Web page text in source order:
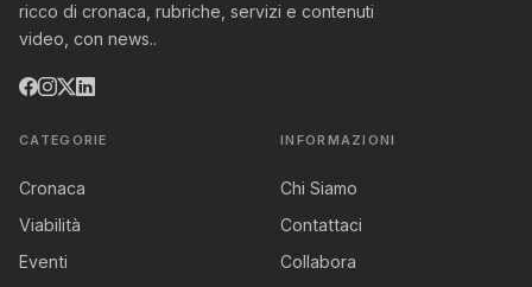
ricco di cronaca, rubriche, servizi e contenuti
video, con news..
CATEGORIE
Cronaca
Viabilità
Eventi
INFORMAZIONI
Chi Siamo
Contattaci
Collabora